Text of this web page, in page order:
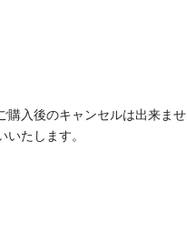
入後のキャンセルは出来ませ
たします。